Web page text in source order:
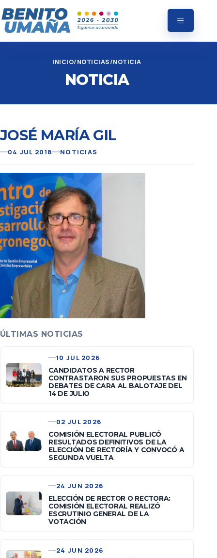
INICIO NOTICIAS NOTICIA
NOTICIA
JOSÉ MARÍA GIL
04 JUL 2018 NOTICIAS
ÚLTIMAS NOTICIAS
10 JUL 2026
CANDIDATOS A RECTOR
CONTRASTARON SUS PROPUESTAS EN
DEBATES DE CARA AL BALOTAJE DEL
14 DE JULIO
02 JUL 2026
COMISIÓN ELECTORAL PUBLICÓ
RESULTADOS DEFINITIVOS DE LA
ELECCIÓN DE RECTORÍA Y CONVOCÓ A
SEGUNDA VUELTA
24 JUN 2026
ELECCIÓN DE RECTOR O RECTORA:
COMISIÓN ELECTORAL REALIZÓ
ESCRUTINIO GENERAL DE LA
VOTACIÓN
24 JUN 2026